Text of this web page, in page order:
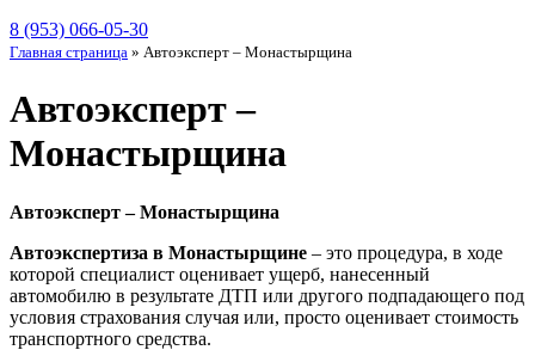
8 (953) 066-05-30
Главная страница » Автоэксперт – Монастырщина
Автоэксперт –
Монастырщина
Автоэксперт – Монастырщина
Автоэкспертиза в Монастырщине – это процедура, в ходе
которой специалист оценивает ущерб, нанесенный
автомобилю в результате ДТП или другого подпадающего под
условия страхования случая или, просто оценивает стоимость
транспортного средства.